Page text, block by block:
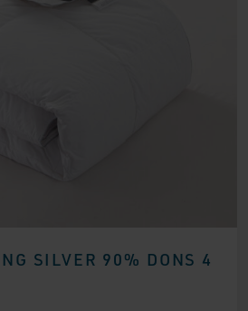
SILVER 90% DONS 4